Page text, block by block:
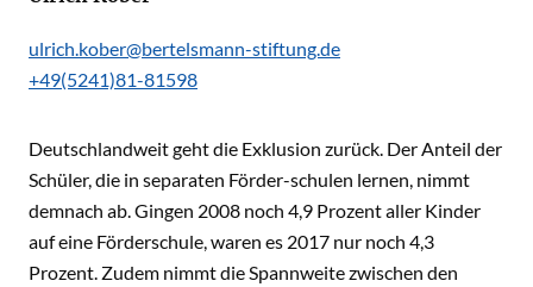
ulrich.kober@bertelsmann-stiftung.de
+49(5241)81-81598
Deutschlandweit geht die Exklusion zurück. Der Anteil der
Schüler, die in separaten Förder-schulen lernen, nimmt
demnach ab. Gingen 2008 noch 4,9 Prozent aller Kinder
auf eine Förderschule, waren es 2017 nur noch 4,3
Prozent. Zudem nimmt die Spannweite zwischen den